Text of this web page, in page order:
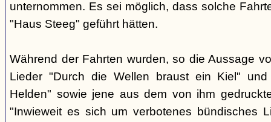
unternommen. Es sei möglich, dass solche
"Haus Steeg" geführt hätten.
Während der Fahrten wurden, so die Aussage
Lieder "Durch die Wellen braust ein Kiel"
Helden" sowie jene aus dem von ihm
"Inwieweit es sich um verbotenes bündisches